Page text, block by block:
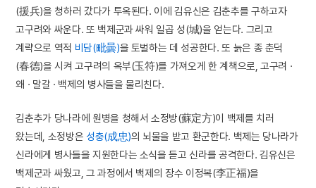
(援兵)을 청하러 갔다가 투옥된다. 이에 김유신은 김춘추를 구하고자
고구려와 싸운다. 또 백제군과 싸워 일곱 성(城)을 얻는다. 그리고
계략으로 역적 비담(毗曇)을 토벌하는 데 성공한다. 또 늙은 종 춘덕
(春德)을 시켜 고구려의 옥부(玉符)를 가져오게 한 계책으로, 고구려 ·
왜 · 말갈 · 백제의 병사들을 물리친다.
김춘추가 당나라에 원병을 청해서 소정방(蘇定方)이 백제를 치러
왔는데, 소정방은 성충(成忠)의 뇌물을 받고 환군한다. 백제는 당나라가
신라에게 병사들을 지원한다는 소식을 듣고 신라를 공격한다. 김유신은
백제군과 싸웠고, 그 과정에서 백제의 장수 이정복(李正福)을